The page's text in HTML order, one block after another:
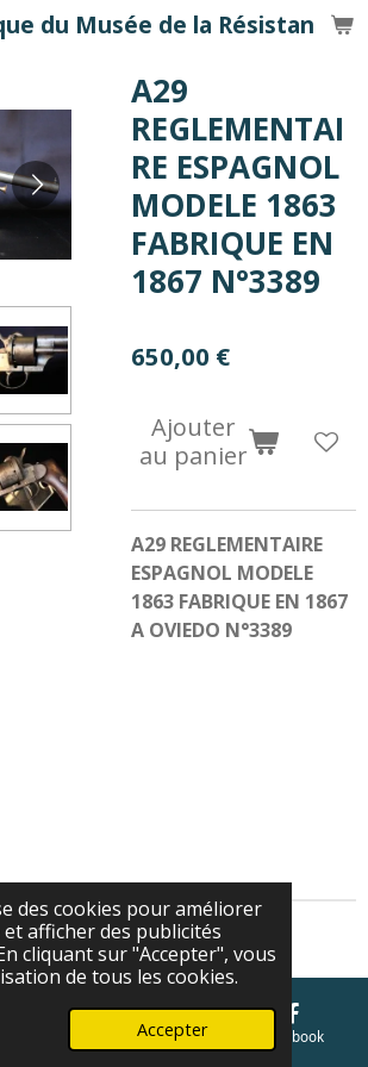
des cookies pour améliorer
afficher des publicités
cliquant sur "Accepter", vous
de tous les cookies.
Accepter
du Musée de la Résistance
A29
REGLEMENTAI
RE ESPAGNOL
MODELE 1863
FABRIQUE EN
1867 N°3389
650,00 €
Ajouter
au panier
A29 REGLEMENTAIRE
ESPAGNOL MODELE
1863 FABRIQUE EN 1867
A OVIEDO N°3389
Cgv
Carte Facebook